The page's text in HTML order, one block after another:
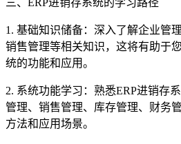
1. 基础知识储备：深入了解企业管
销售管理等相关知识，这将有助于
统的功能和应用。
2. 系统功能学习：熟悉ERP进销存
管理、销售管理、库存管理、财务
方法和应用场景。